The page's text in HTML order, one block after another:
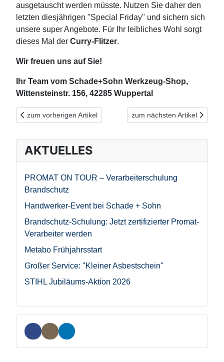
ausgetauscht werden müsste. Nutzen Sie daher den
letzten diesjährigen "Special Friday" und sichern sich
unsere super Angebote. Für Ihr leibliches Wohl sorgt
dieses Mal der Curry-Flitzer.
Wir freuen uns auf Sie!
Ihr Team vom Schade+Sohn Werkzeug-Shop,
Wittensteinstr. 156, 42285 Wuppertal
Vorheriger Beitrag: iQ Sägen on Tour - Vorführtag im
zum vorherigen Artikel Nächster Beitrag: "Special
zum nächsten Artikel
AKTUELLES
PROMAT ON TOUR – Verarbeiterschulung
Brandschutz
Handwerker-Event bei Schade + Sohn
Brandschutz-Schulung: Jetzt zertifizierter Promat-
Verarbeiter werden
Metabo Frühjahrsstart
Großer Service: "Kleiner Asbestschein"
STIHL Jubiläums-Aktion 2026